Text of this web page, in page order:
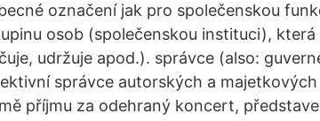
označení jak pro společenskou
osob (společenskou instituci),
udržuje apod.). správce (also:
správce autorských a
příjmu za odehraný koncert,